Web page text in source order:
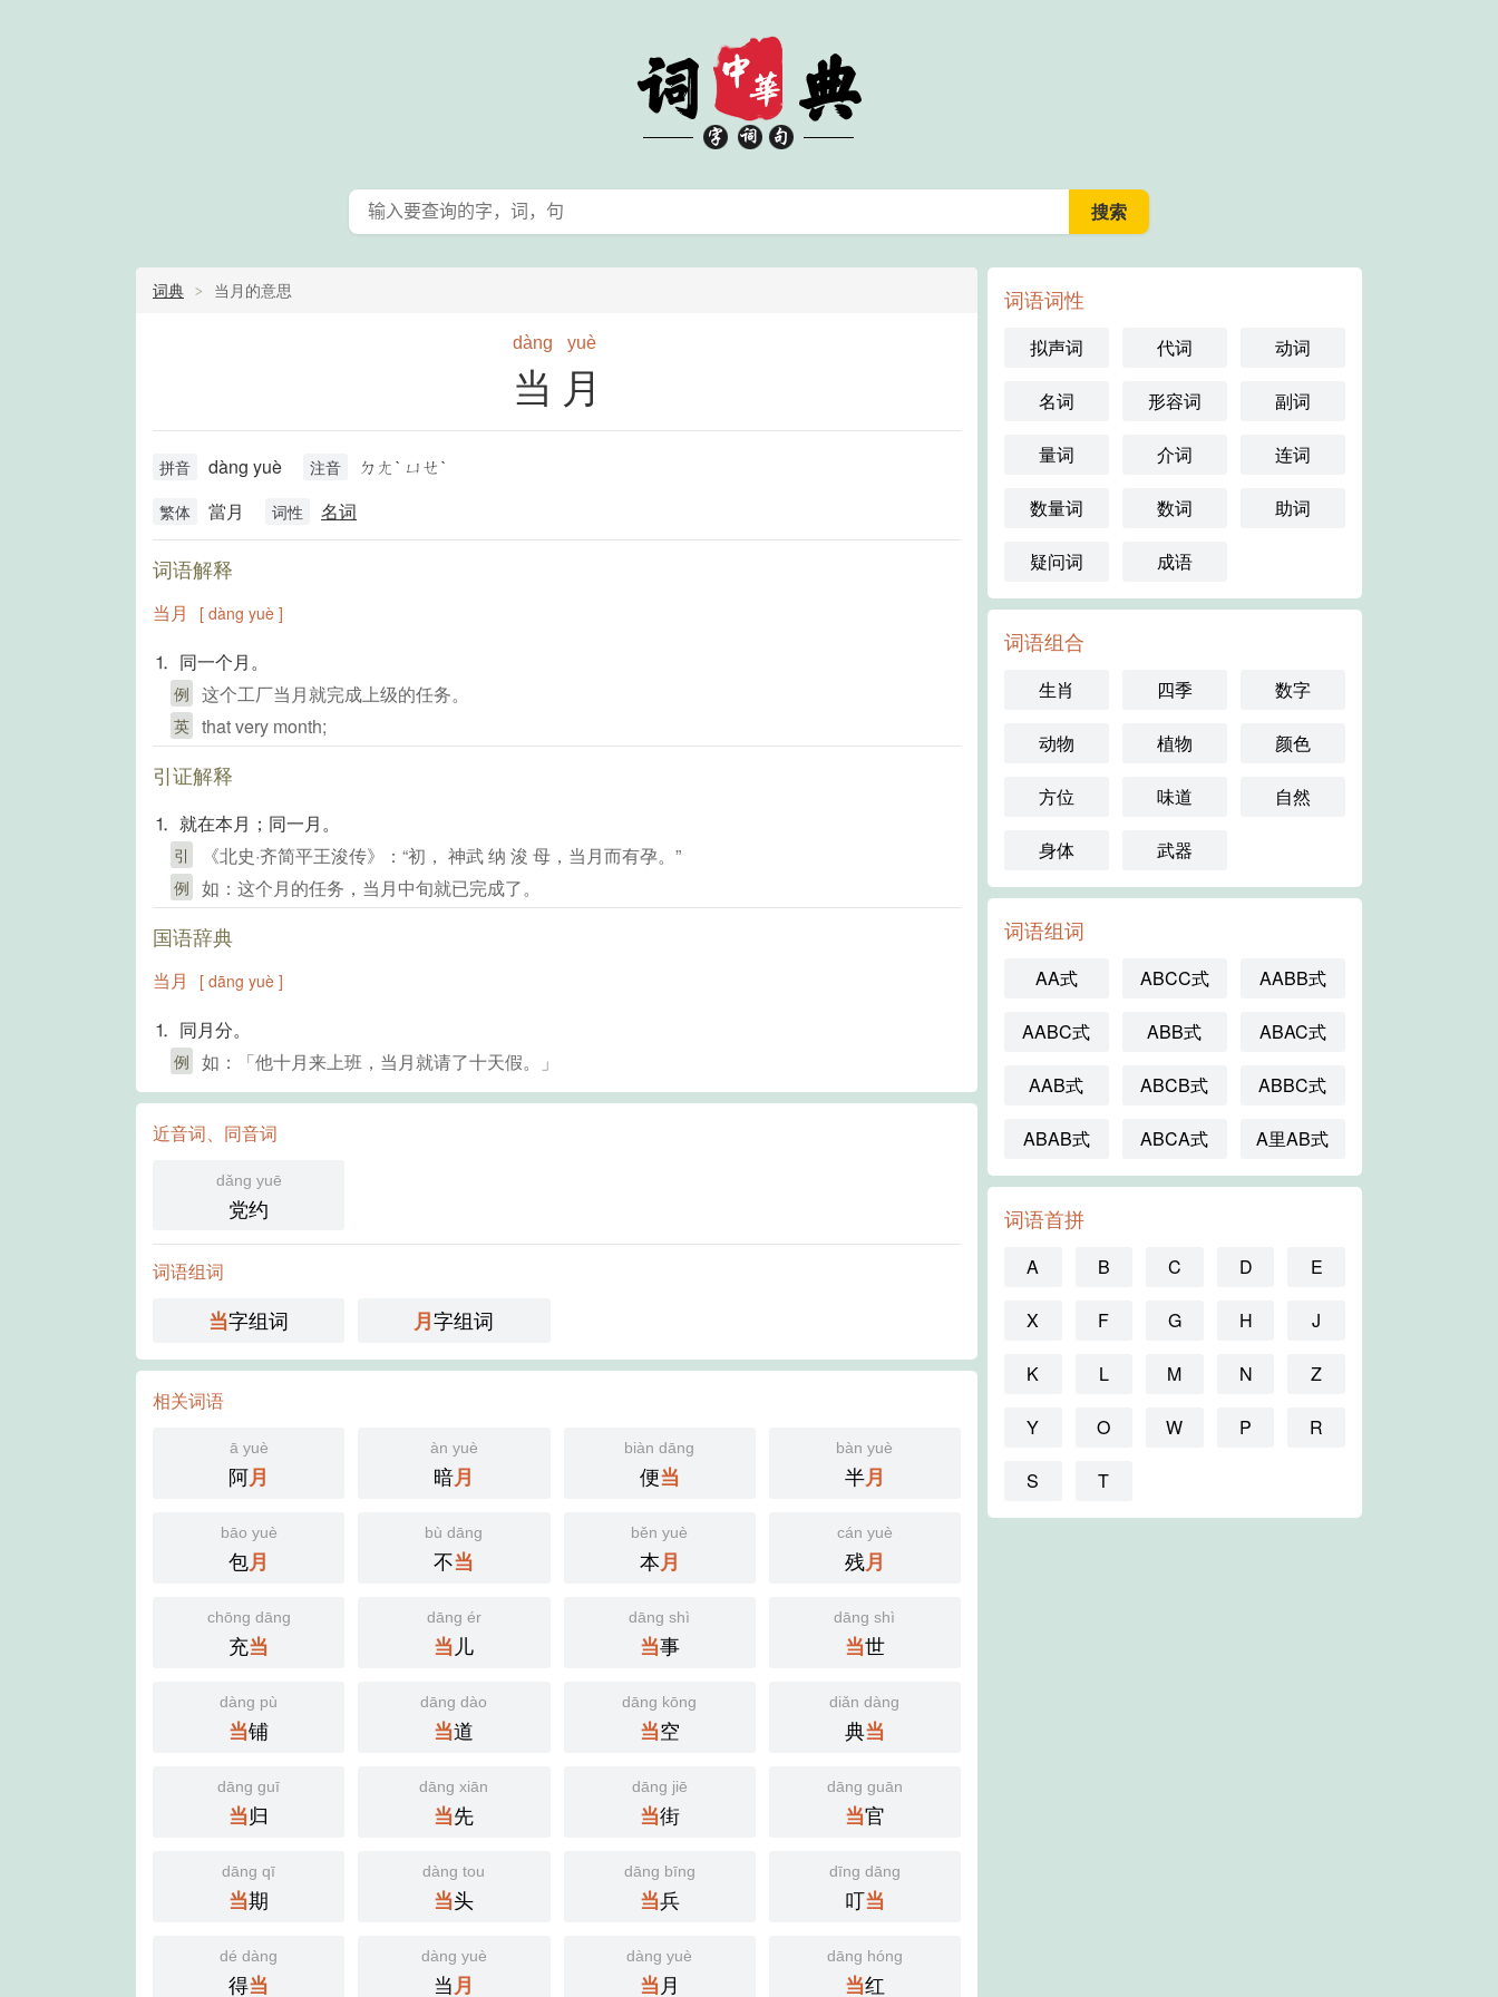
词典 当月的意思
dàng yuè
当月
拼音 dàng yuè 注音 ㄉㄤˋ ㄩㄝˋ
繁体 當月 词性 名词
词语解释
当月 [ dàng yuè ]
⒈ 同一个月。
例 这个工厂当月就完成上级的任务。
英 that very month;
引证解释
⒈ 就在本月；同一月。
引 《北史·齐简平王浚传》：“初， 神武 纳 浚 母，当月而有孕。”
例 如：这个月的任务，当月中旬就已完成了。
国语辞典
当月 [ dāng yuè ]
⒈ 同月分。
例 如：「他十月来上班，当月就请了十天假。」
近音词、同音词
dǎng yuē
党约
词语组词
当字组词 月字组词
相关词语
ā yuè
阿月
àn yuè
暗月
biàn dāng
便当
bàn yuè
半月
bāo yuè
包月
bù dāng
不当
běn yuè
本月
cán yuè
残月
chōng dāng
充当
dāng ér
当 儿
dāng shì
当事
dāng shì
当世
dàng pù
当铺
dāng dào
当道
dāng kōng
当空
diǎn dàng
典当
dāng guī
当归
dāng xiān
当先
dāng jiē
当街
dāng guān
当官
dāng qī
当期
dàng tou
当头
dāng bīng
当兵
dīng dāng
叮当
dé dàng
得当
dàng yuè
当月
dàng yuè
当 月
dāng hóng
当红
词语词性
拟声词 代词 动词
名词 形容词 副词
量词 介词 连词
数量词 数词 助词
疑问词 成语
词语组合
生肖 四季 数字
动物 植物 颜色
方位 味道 自然
身体 武器
词语组词
AA式 ABCC式 AABB式
AABC式 ABB式 ABAC式
AAB式 ABCB式 ABBC式
ABAB式 ABCA式 A里AB式
词语首拼
A B C D E
X F G H J
K L M N Z
Y O W P R
S T